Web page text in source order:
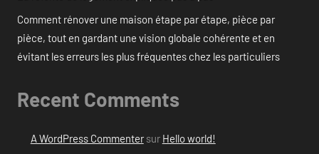
Comment rénover une maison étape par étape, pièce par
pièce, tout en gardant une vision globale cohérente et en
évitant les erreurs les plus fréquentes chez les particuliers
Recent Comments
A WordPress Commentersur Hello world!